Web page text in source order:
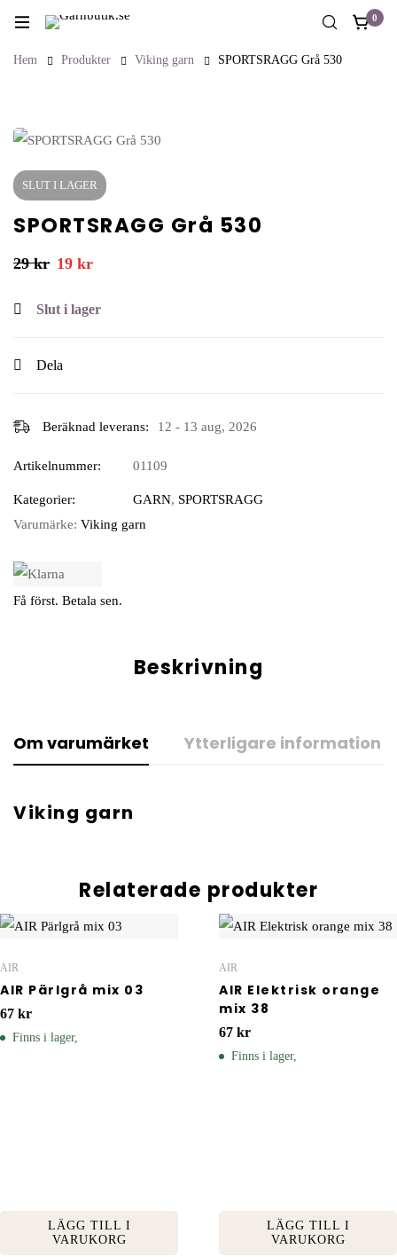
0
Hem Produkter Viking garn SPORTSRAGG Grå 530
SLUT I LAGER
SPORTSRAGG Grå 530
29kr 19 kr
Slut i lager
Dela
Beräknad leverans: 12 - 13 aug, 2026
Artikelnummer: 01109
Kategorier: GARN, SPORTSRAGG
Varumärke: Viking garn
Få först. Betala sen.
Beskrivning
Om varumärket Ytterligare information
Viking garn
Relaterade produkter
AIR
AIR Pärlgrå mix 03
67 kr
Finns i lager,
LÄGG TILL I
VARUKORG
AIR
AIR Elektrisk orange
mix 38
67 kr
Finns i lager,
LÄGG TILL I
VARUKORG